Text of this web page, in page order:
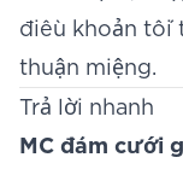
điều khoản tối
thuận miệng.
Trả lời nhanh
MC đám cưới